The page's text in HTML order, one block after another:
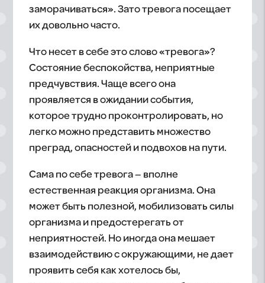
заморачиваться». Зато тревога посещает
их довольно часто.
Что несет в себе это слово «тревога»?
Состояние беспокойства, неприятные
предчувствия. Чаще всего она
проявляется в ожидании события,
которое трудно проконтролировать, но
легко можно представить множество
преград, опасностей и подвохов на пути.
Сама по себе тревога – вполне
естественная реакция организма. Она
может быть полезной, мобилизовать силы
организма и предостерегать от
неприятностей. Но иногда она мешает
взаимодействию с окружающими, не дает
проявить себя как хотелось бы,